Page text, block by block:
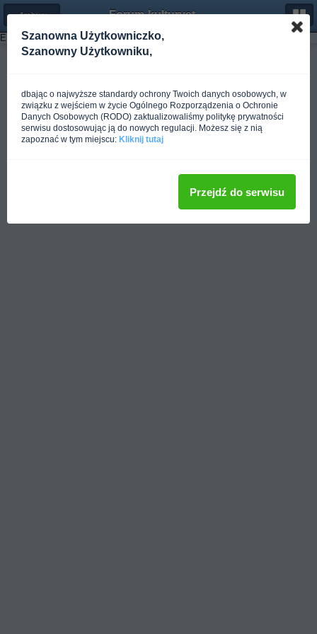
← Archiwum z roku 2006 Forum-kulturystyka.pl
Error: Could not load template 'fxArchiveMonth' from group 'fxrootSitemap'
Pełna wersja
Szanowna Użytkowniczko,
Szanowny Użytkowniku,
dbając o najwyższe standardy ochrony Twoich danych osobowych, w
związku z wejściem w życie Ogólnego Rozporządzenia o Ochronie
Danych Osobowych (RODO) zaktualizowaliśmy politykę prywatności
serwisu dostosowując ją do nowych regulacji. Możesz się z nią
zapoznać w tym miejscu: Kliknij tutaj
Przejdź do serwisu